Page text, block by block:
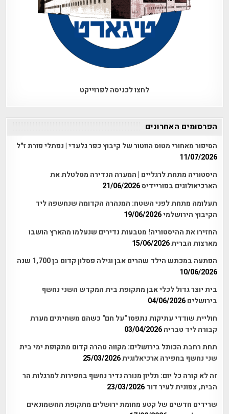
לחצו לכניסה לפרוייקט
הפרסומים האחרונים
הסיפור מאחורי מטוס הווטור של קיבוץ כפר גלעדי | נפתלי פורת ז"ל
11/07/2026
היסטוריה מתחת לרגליים | המערה הנדירה מטלטלת את
הארכיאולוגים בפוריידיס21/06/2026
תעלומה מתחת לפני השטח: המנהרה הקדומה שנחשפה ליד
הקיבוץ הירושלמי19/06/2026
החזירו את ההיסטוריה! מטבעות נדירים שנעלמו מהארץ הושבו
מארצות הברית15/06/2026
הפתעה במכתש הילד שהרים אבן וגילה פסלון קדום בן 1,700 שנה
10/06/2026
בית יוצר גדול לכלי אבן מתקופת בית המקדש השני נחשף
בירושלים 04/06/2026
חוליית שודדי עתיקות נתפסו "על חם" כשהם משחיתים מערת
קבורה ליד טבריה 03/04/2026
תחת רחבת הכותל בירושלים: מקווה טהרה קדום מתקופת ימי בית
שני נחשף בחפירה ארכיאלוגית25/03/2026
זה לא קורה כל יום: תליון מנורה נדיר נחשף בחפירות למרגלות הר
הבית, צפונית לעיר דוד 23/03/2026
שרידים חדשים של קטע מחומת ירושלים מתקופת החשמונאים